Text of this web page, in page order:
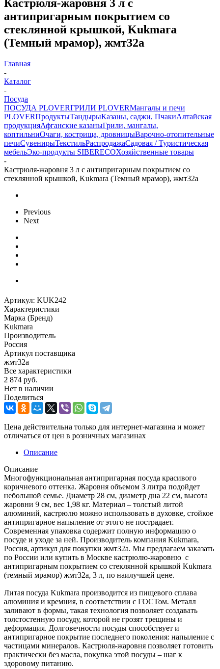
Кастрюля-жаровня 3 л с
антипригарным покрытием со
стеклянной крышкой, Kukmara
(Темный мрамор), жмт32а
Главная
-
Каталог
-
Посуда
ПОСУДА PLOVERГРИЛИ PLOVERМангалы и печи
PLOVERПродуктыТандырыКазаны, саджи, ПчакиАлтайская
продукцияАфганские казаныГрили, мангалы,
коптильниОчаги, кострища, дровницыВарочно-отопительные
печиСувенирыТекстильРаспродажаСадовая / Туристическая
мебельЭко-продукты SIBERECOХозяйственные товары
-
Кастрюля-жаровня 3 л с антипригарным покрытием со
стеклянной крышкой, Kukmara (Темный мрамор), жмт32а
Previous
Next
Артикул: KUK242
Характеристики
Марка (Бренд)
Kukmara
Производитель
Россия
Артикул поставщика
жмт32а
Все характеристики
2 874 руб.
Нет в наличии
Поделиться
Цена действительна только для интернет-магазина и может
отличаться от цен в розничных магазинах
Описание
Описание
Многофункциональная антипригарная посуда красивого
коричневого оттенка. Жаровня объемом 3 литра подойдет
небольшой семье. Диаметр 28 см, диаметр дна 22 см, высота
жаровни 9 см, вес 1,98 кг. Материал – толстый литой
алюминий, кастрюлю можно использовать в духовке, стойкое
антипригарное напыление от этого не пострадает.
Современная упаковка содержит полную информацию о
посуде и уходе за ней. Производитель компания Kukmara,
Россия, артикул для покупки жмт32а. Мы предлагаем заказать
по России или купить в Москве кастрюлю-жаровню с
антипригарным покрытием со стеклянной крышкой Kukmara
(темный мрамор) жмт32а, 3 л, по наилучшей цене.
Литая посуда Kukmara производится из пищевого сплава
алюминия и кремния, в соответствии с ГОСТом. Металл
заливают в формы, такая технология позволяет создавать
толстостенную посуду, которой не грозят трещины и
деформация. Долговечности посуды способствует и
антипригарное покрытие последнего поколения: напыление с
частицами минералов. Кастрюля-жаровня позволяет готовить
практически без масла, покупка этой посуды – шаг к
здоровому питанию.